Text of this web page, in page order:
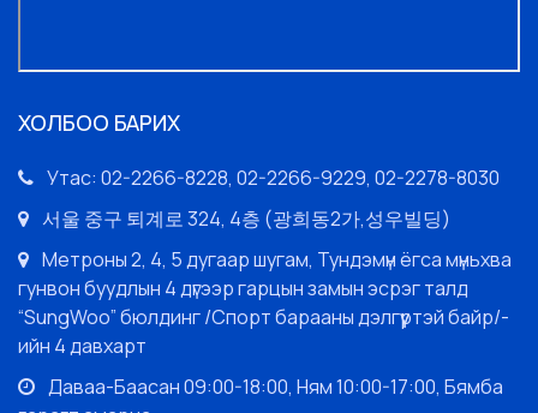
ХОЛБОО БАРИХ
Утас: 02-2266-8228, 02-2266-9229, 02-2278-8030
서울 중구 퇴계로 324, 4층 (광희동2가,성우빌딩)
Метроны 2, 4, 5 дугаар шугам, Тундэмүн ёгса мүньхва
гунвон буудлын 4 дүгээр гарцын замын эсрэг талд
“SungWoo” бюлдинг /Спорт барааны дэлгүүртэй байр/-
ийн 4 давхарт
Даваа-Баасан 09:00-18:00, Ням 10:00-17:00, Бямба